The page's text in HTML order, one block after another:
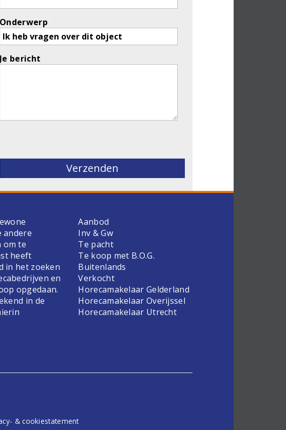
Onderwerp
Je bericht
andere
om te
heeft
in het zoeken
en
opgedaan.
in de
Aanbod
Inv & Gw
Te pacht
Te koop met B.O.G.
Buitenlands
Verkocht
Horecamakelaar Gelderland
Horecamakelaar Overijssel
Horecamakelaar Utrecht
& cookiestatement